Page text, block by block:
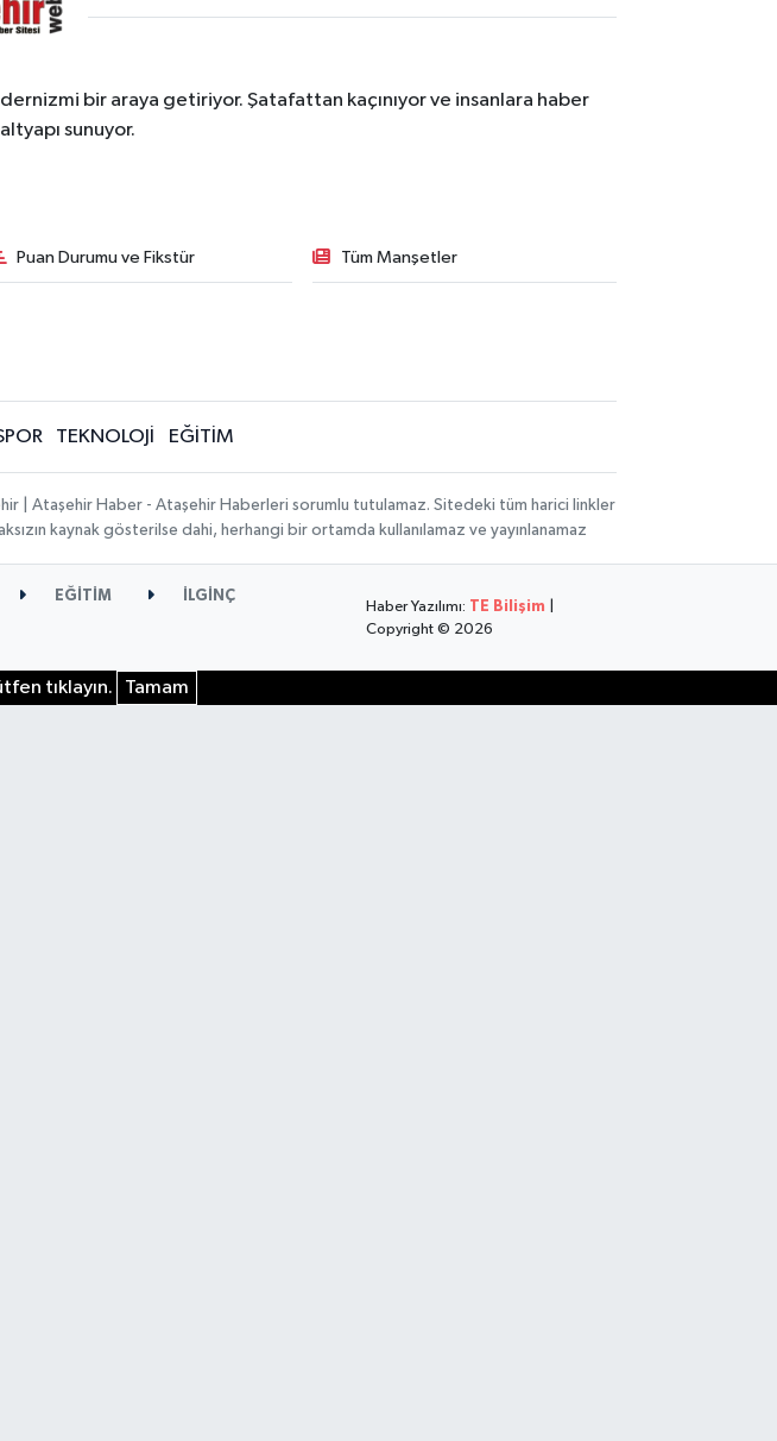
bir araya getiriyor. Şatafattan kaçınıyor ve insanlara haber
sunuyor.
Puan Durumu ve Fikstür Tüm Manşetler
TEKNOLOJİ EĞİTİM
| Ataşehir Haber - Ataşehir Haberleri sorumlu tutulamaz. Sitedeki tüm harici linkler
kaynak gösterilse dahi, herhangi bir ortamda kullanılamaz ve yayınlanamaz
EĞİTİM
İLGİNÇ
Haber Yazılımı: TE Bilişim
Copyright © 2026
tıklayın. Tamam